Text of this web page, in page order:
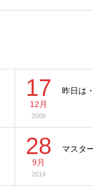
17
12月
2009
昨日は
28
9月
2014
マスタ